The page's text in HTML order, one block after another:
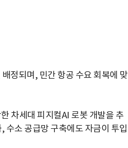
정되며, 민간 항공 수요 회복에 맞
차세대 피지컬AI 로봇 개발을 추
수소 공급망 구축에도 자금이 투입